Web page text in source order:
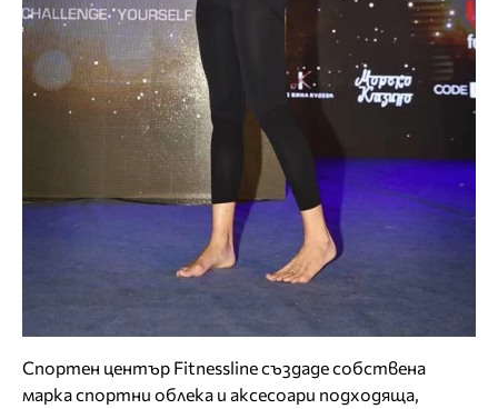
Спортен център Fitnessline създаде собствена
марка спортни облека и аксесоари подходяща,